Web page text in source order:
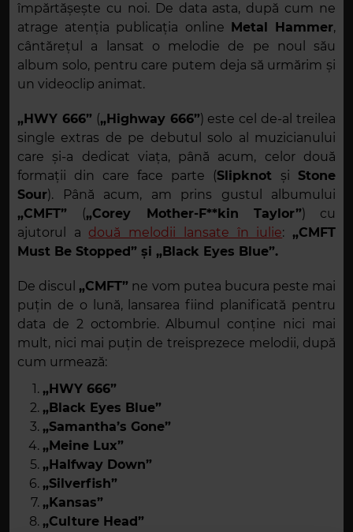
împărtășește cu noi. De data asta, după cum ne
atrage atenția publicația online Metal Hammer,
cântărețul a lansat o melodie de pe noul său
album solo, pentru care putem deja să urmărim și
un videoclip animat.
„HWY 666”(„Highway 666”) este cel de-al treilea
single extras de pe debutul solo al muzicianului
care și-a dedicat viața, până acum, celor două
formații din care face parte (Slipknot și Stone
Sour). Până acum, am prins gustul albumului
„CMFT” („Corey Mother-F**kin Taylor”) cu
ajutorul a două melodii lansate în iulie:„CMFT
Must Be Stopped” și „Black Eyes Blue”.
De discul„CMFT” ne vom putea bucura peste mai
puțin de o lună, lansarea fiind planificată pentru
data de 2 octombrie. Albumul conține nici mai
mult, nici mai puțin de treisprezece melodii, după
cum urmează:
„HWY 666”
„Black Eyes Blue”
„Samantha’s Gone”
„Meine Lux”
„Halfway Down”
„Silverfish”
„Kansas”
„Culture Head”